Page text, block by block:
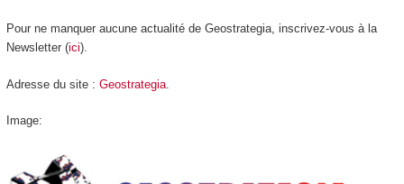
Pour ne manquer aucune actualité de Geostrategia, inscrivez-vous à la
Newsletter (ici).
Adresse du site : Geostrategia.
Image: